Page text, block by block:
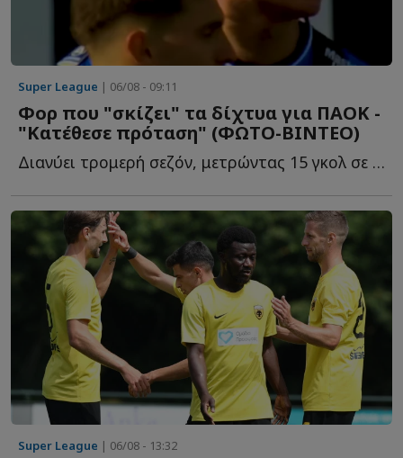
Super League | 06/08 - 09:11
Φορ που "σκίζει" τα δίχτυα για ΠΑΟΚ -
"Κατέθεσε πρόταση" (ΦΩΤΟ-ΒΙΝΤΕΟ)
Διανύει τρομερή σεζόν, μετρώντας 15 γκολ σε ισάριθμα π...
Super League | 06/08 - 13:32